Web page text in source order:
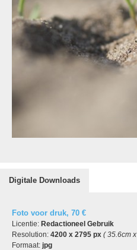
Digitale Downloads
Foto voor druk, 70 €
Licentie: Redactioneel Gebruik
Resolution: 4200 x 2795 px ( 35.6cm
Formaat: jpg